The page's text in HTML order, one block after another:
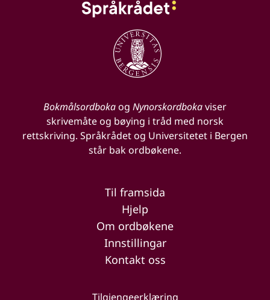
Bokmålsordbokaog Nynorskordbokaviser
skrivemåte og bøying i tråd med norsk
rettskriving. Språkrådet og Universitetet i Bergen
står bak ordbøkene.
Til framsida
Hjelp
Om ordbøkene
Innstillingar
Kontakt oss
Tilgjengeerklæring